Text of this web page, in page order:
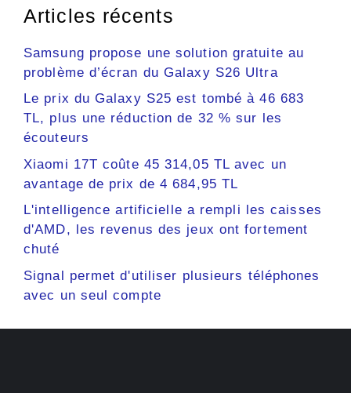
Articles récents
Samsung propose une solution gratuite au
problème d’écran du Galaxy S26 Ultra
Le prix du Galaxy S25 est tombé à 46 683
TL, plus une réduction de 32 % sur les
écouteurs
Xiaomi 17T coûte 45 314,05 TL avec un
avantage de prix de 4 684,95 TL
L'intelligence artificielle a rempli les caisses
d'AMD, les revenus des jeux ont fortement
chuté
Signal permet d'utiliser plusieurs téléphones
avec un seul compte